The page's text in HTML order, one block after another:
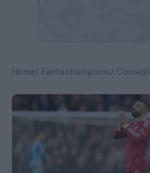
Home Fantachampions Consigli